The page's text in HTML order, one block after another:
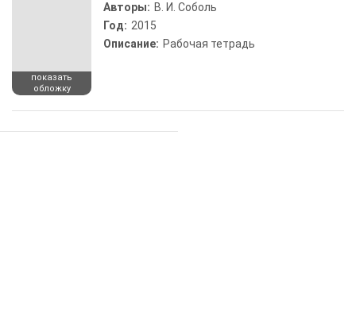
показать
обложку
Авторы: В. И. Соболь
Год: 2015
Описание: Рабочая тетрадь